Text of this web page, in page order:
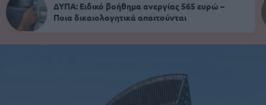
ΔΥΠΑ: Ειδικό βοήθημα ανεργίας 565 ευρώ –
Ποια δικαιολογητικά απαιτούνται